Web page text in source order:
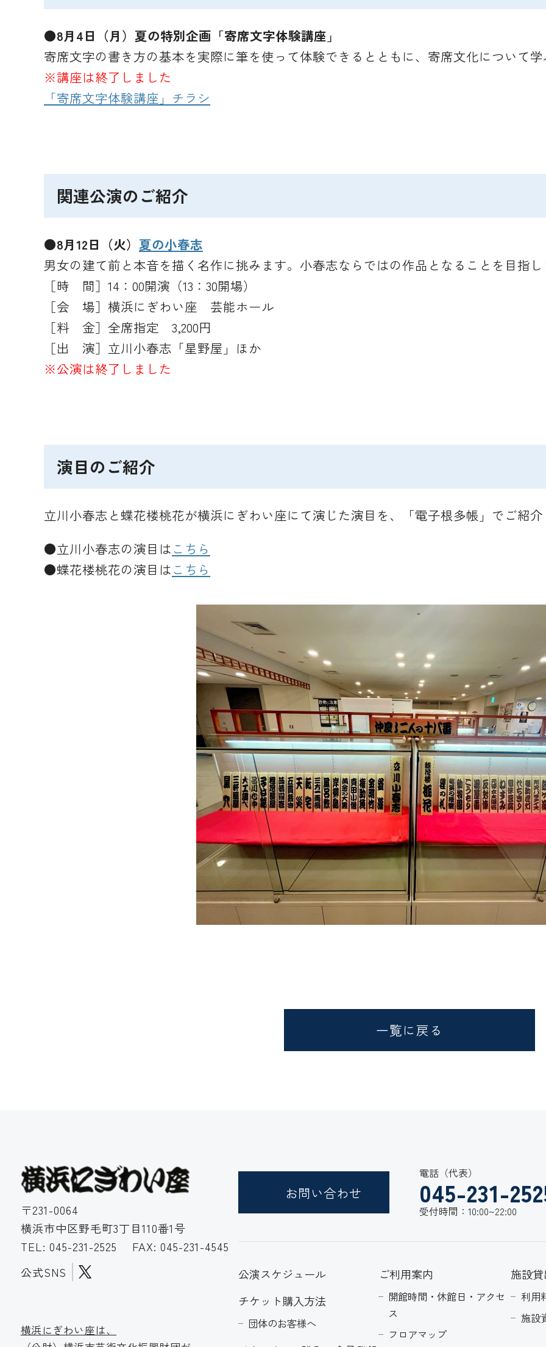
●8月4日（月）夏の特別企画「寄席文字体験講座」
寄席文字の書き方の基本を実際に筆を使って体験できるとともに、寄席文化について学
※講座は終了しました
「寄席文字体験講座」チラシ
関連公演のご紹介
●8月12日（火） 夏の小春志
男女の建て前と本音を描く名作に挑みます。小春志ならではの作品となることを目指し
［時 間］14：00開演（13：30開場）
［会 場］横浜にぎわい座 芸能ホール
［料 金］全席指定 3,200円
［出 演］立川小春志「星野屋」ほか
※公演は終了しました
演目のご紹介
立川小春志と蝶花楼桃花が横浜にぎわい座にて演じた演目を、「電子根多帳」でご紹介
●立川小春志の演目は こちら
●蝶花楼桃花の演目は こちら
一覧に戻る
〒231-0064
横浜市中区野毛町3丁目110番1号
TEL: 045-231-2525
FAX: 045-231-4545
公式SNS
お問い合わせ
電話（代表）
045-231-
受付時間：10:00~22:00
横浜にぎわい座は、
公演スケジュール
チケット購入方法
団体のお客様へ
ご利用案内
開館時間・休館日・アクセ
ス
フロアマップ
施設貸
利用
施設